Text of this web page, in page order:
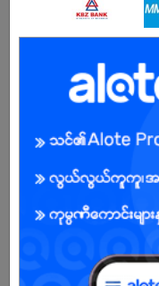
Salary – အခြေခံလစာ +